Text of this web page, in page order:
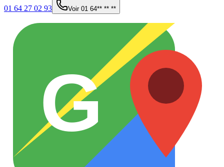
01 64 27 02 93
Voir 01 64** ** **
G